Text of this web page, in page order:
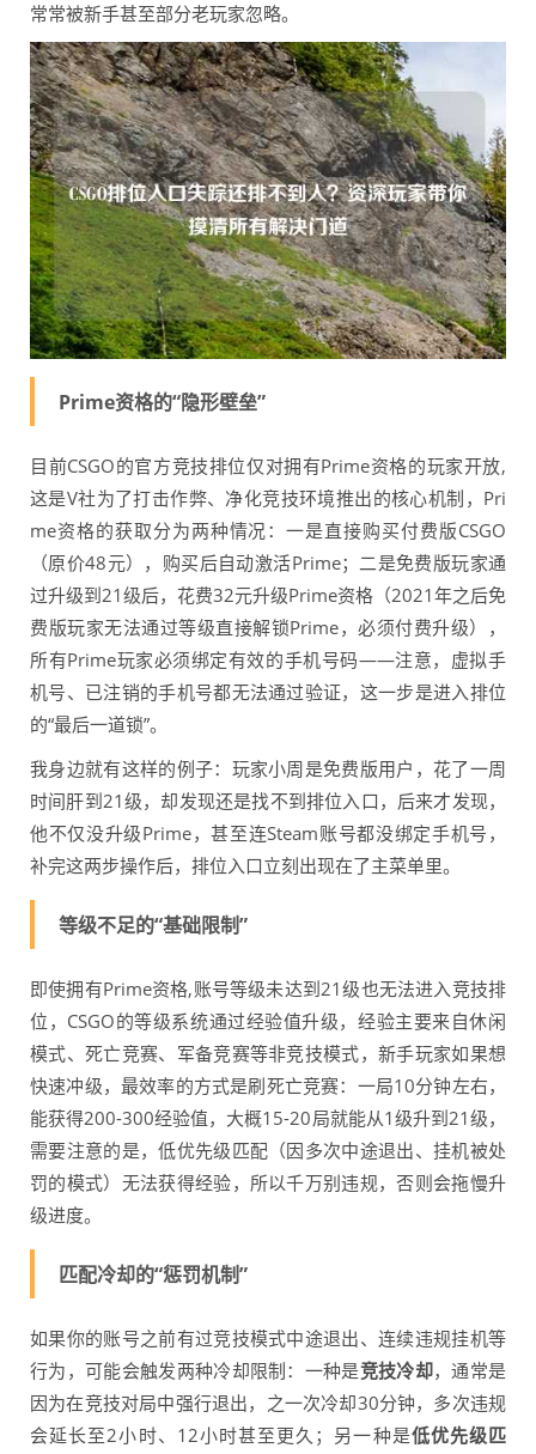
常常被新手甚至部分老玩家忽略。
Prime资格的“隐形壁垒”
目前CSGO的官方竞技排位仅对拥有Prime资格的玩家开放,
这是V社为了打击作弊、净化竞技环境推出的核心机制，Pri
me资格的获取分为两种情况：一是直接购买付费版CSGO
（原价48元），购买后自动激活Prime；二是免费版玩家通
过升级到21级后，花费32元升级Prime资格（2021年之后免
费版玩家无法通过等级直接解锁Prime，必须付费升级），
所有Prime玩家必须绑定有效的手机号码——注意，虚拟手
机号、已注销的手机号都无法通过验证，这一步是进入排位
的“最后一道锁”。
我身边就有这样的例子：玩家小周是免费版用户，花了一周
时间肝到21级，却发现还是找不到排位入口，后来才发现，
他不仅没升级Prime，甚至连Steam账号都没绑定手机号，
补完这两步操作后，排位入口立刻出现在了主菜单里。
等级不足的“基础限制”
即使拥有Prime资格,账号等级未达到21级也无法进入竞技排
位，CSGO的等级系统通过经验值升级，经验主要来自休闲
模式、死亡竞赛、军备竞赛等非竞技模式，新手玩家如果想
快速冲级，最效率的方式是刷死亡竞赛：一局10分钟左右，
能获得200-300经验值，大概15-20局就能从1级升到21级，
需要注意的是，低优先级匹配（因多次中途退出、挂机被处
罚的模式）无法获得经验，所以千万别违规，否则会拖慢升
级进度。
匹配冷却的“惩罚机制”
如果你的账号之前有过竞技模式中途退出、连续违规挂机等
行为，可能会触发两种冷却限制：一种是竞技冷却，通常是
因为在竞技对局中强行退出，之一次冷却30分钟，多次违规
会延长至2小时、12小时甚至更久；另一种是低优先级匹